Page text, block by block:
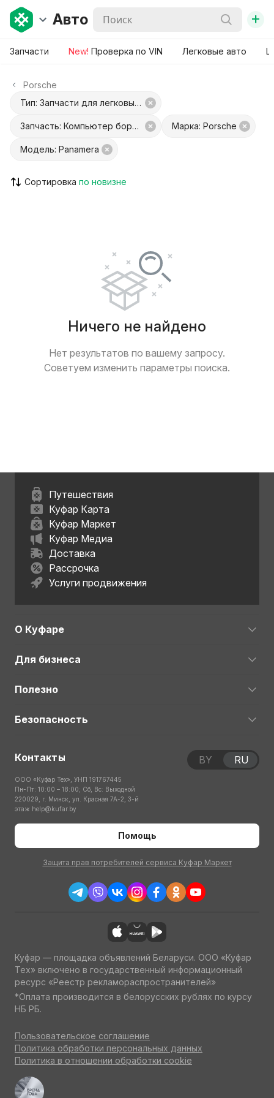
Авто +
Запчасти New! Проверка по VIN Легковые авто
Porsche
Тип: Запчасти для легковых авто
Запчасть: Компьютер бортовой Марка: Porsche
Модель: Panamera
Сортировка
Ничего не найдено
Нет результатов по вашему запросу.
Советуем изменить параметры поиска.
Путешествия
Куфар Карта
Куфар Маркет
Куфар Медиа
Доставка
Рассрочка
Услуги продвижения
О Куфаре
Для бизнеса
Полезно
Безопасность
Контакты
ООО «Куфар Тех», УНП 191767445
Пн-Пт: 10:00 – 18:00; Сб, Вс: Выходной
220029, г. Минск, ул. Красная 7А-2, 3-й
этаж help@kufar.by
Помощь
Защита прав потребителей сервиса Куфар Маркет
BY RU
Куфар — площадка объявлений Беларуси. ООО «Куфар
Тех» включено в государственный информационный
ресурс «Реестр рекламораспространителей»
*Оплата производится в белорусских рублях по курсу
НБ РБ.
Пользовательское соглашение
Политика обработки персональных данных
Политика в отношении обработки cookie